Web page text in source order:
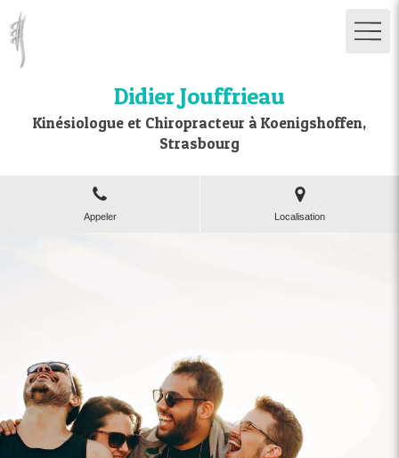
Didier Jouffrieau
Kinésiologue et Chiropracteur à Koenigshoffen,
Strasbourg
Appeler Localisation